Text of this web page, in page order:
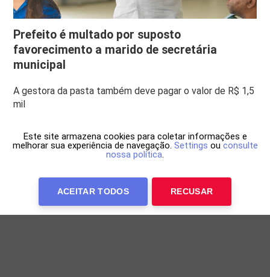
Prefeito é multado por suposto
favorecimento a marido de secretária
municipal
A gestora da pasta também deve pagar o valor de R$ 1,5
mil
Este site armazena cookies para coletar informações e
melhorar sua experiência de navegação. Settings ou consulte
nossa política.
ACEITAR TODOS RECUSAR